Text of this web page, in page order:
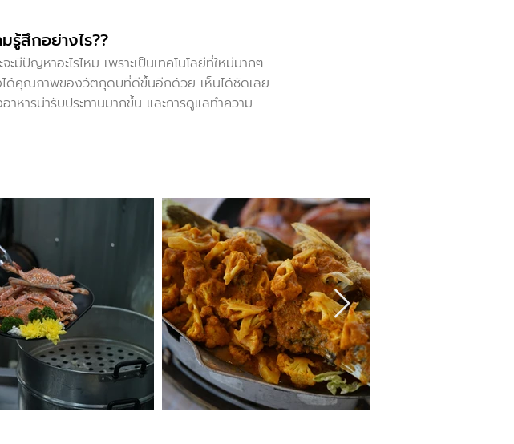
รู้สึกอย่างไร??
ปัญหาอะไรไหม เพราะเป็นเทคโนโลยีที่ใหม่มากๆ
ด้คุณภาพของวัตถุดิบที่ดีขึ้นอีกด้วย เห็นได้ชัดเลย
หารน่ารับประทานมากขึ้น และการดูแลทำความ